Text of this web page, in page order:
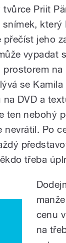
Priit
snímek,
jeho
vypadat
prostorem
se
DVD a
ten nebohý
nevrátil. Po
třeba
cenu
na